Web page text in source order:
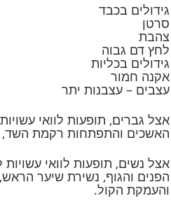
גידולים בכבד
סרטן
צהבת
לחץ דם גבוה
גידולים בכליות
אקנה חמור
עצבים – עצבנות יתר
אצל גברים, תופעות לוואי
האשכים והתפתחות רקמת השד,
אצל נשים, תופעות לוואי
הפנים והגוף, נשירת שיער הראש,
והעמקת הקול.